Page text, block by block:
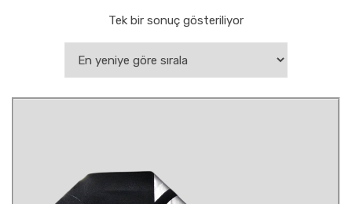
Tek bir sonuç gösteriliyor